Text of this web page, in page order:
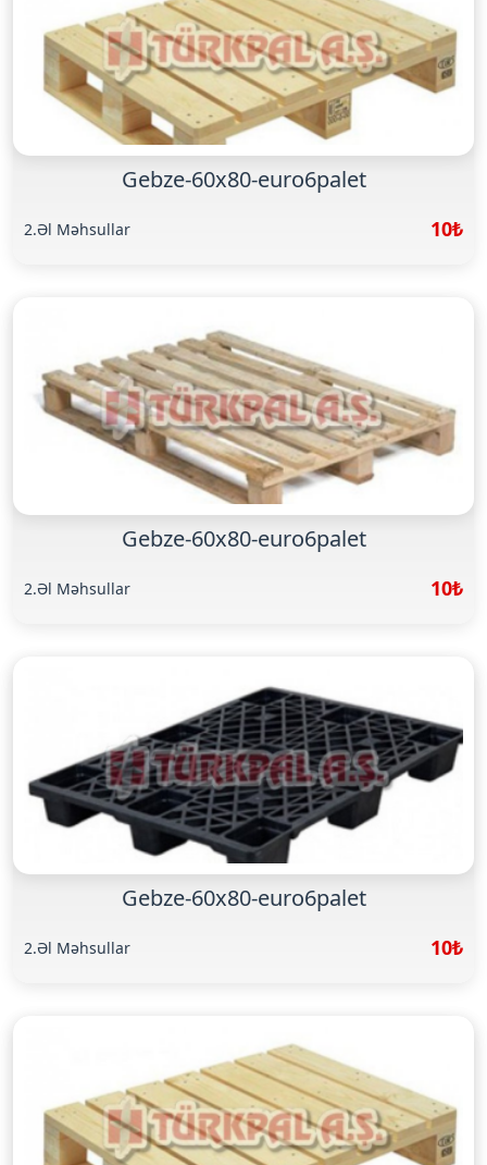
Gebze-60x80-euro6palet
2.Əl Məhsullar 10₺
Gebze-60x80-euro6palet
2.Əl Məhsullar 10₺
Gebze-60x80-euro6palet
2.Əl Məhsullar 10₺